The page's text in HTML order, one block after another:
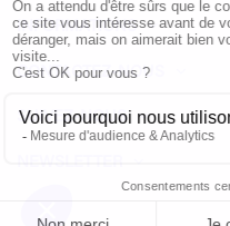
INFORMATIONS
CONTACTEZ-NOUS
SUIVEZ-NOUS